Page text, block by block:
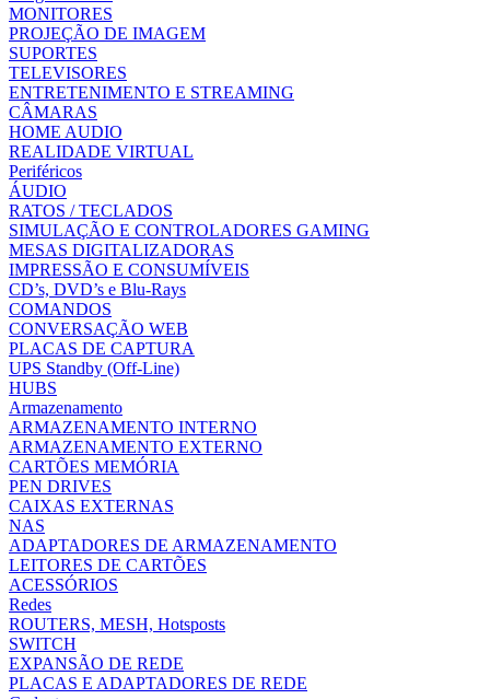
MONITORES
PROJEÇÃO DE IMAGEM
SUPORTES
TELEVISORES
ENTRETENIMENTO E STREAMING
CÂMARAS
HOME AUDIO
REALIDADE VIRTUAL
Periféricos
ÁUDIO
RATOS / TECLADOS
SIMULAÇÃO E CONTROLADORES GAMING
MESAS DIGITALIZADORAS
IMPRESSÃO E CONSUMÍVEIS
CD’s, DVD’s e Blu-Rays
COMANDOS
CONVERSAÇÃO WEB
PLACAS DE CAPTURA
UPS Standby (Off-Line)
HUBS
Armazenamento
ARMAZENAMENTO INTERNO
ARMAZENAMENTO EXTERNO
CARTÕES MEMÓRIA
PEN DRIVES
CAIXAS EXTERNAS
NAS
ADAPTADORES DE ARMAZENAMENTO
LEITORES DE CARTÕES
ACESSÓRIOS
Redes
ROUTERS, MESH, Hotsposts
SWITCH
EXPANSÃO DE REDE
PLACAS E ADAPTADORES DE REDE